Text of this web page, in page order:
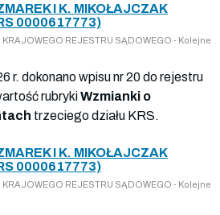
I K. MIKOŁAJCZAK
0000617773)
REJESTRU SĄDOWEGO - Kolejne
r. dokonano wpisu nr 20 do rejestru
rubrykiWzmianki o
trzeciego działu KRS.
I K. MIKOŁAJCZAK
0000617773)
REJESTRU SĄDOWEGO - Kolejne